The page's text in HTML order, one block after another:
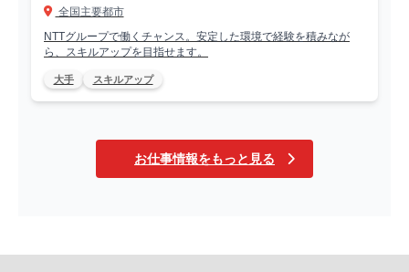
全国主要都市
NTTグループで働くチャンス。安定した環境で経験を積みなが
ら、スキルアップを目指せます。
大手 スキルアップ
お仕事情報をもっと見る